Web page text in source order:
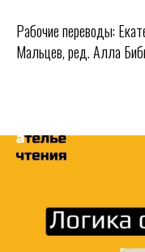
Рабочие переводы:
Мальцев, ред. Алла